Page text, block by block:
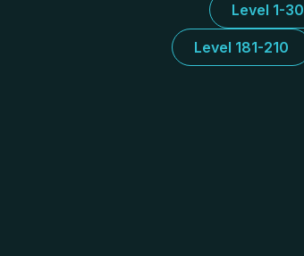
Level 1-30
Level 181-210